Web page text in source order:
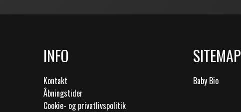
INFO
Kontakt
Åbningstider
Cookie- og privatlivspolitik
SITEMAP
Baby Bio